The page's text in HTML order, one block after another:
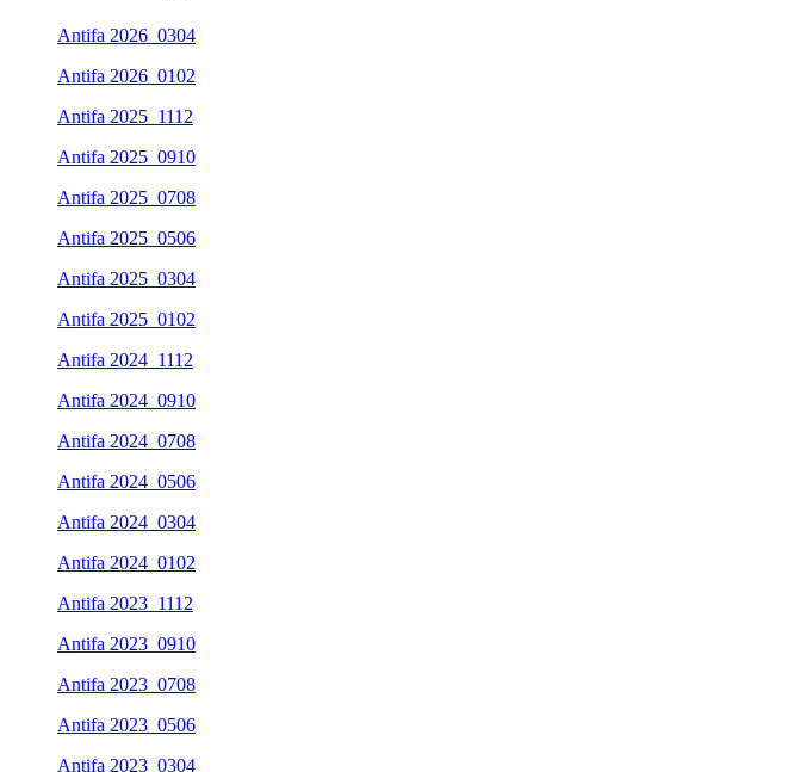
Antifa 2026_0304
Antifa 2026_0102
Antifa 2025_1112
Antifa 2025_0910
Antifa 2025_0708
Antifa 2025_0506
Antifa 2025_0304
Antifa 2025_0102
Antifa 2024_1112
Antifa 2024_0910
Antifa 2024_0708
Antifa 2024_0506
Antifa 2024_0304
Antifa 2024_0102
Antifa 2023_1112
Antifa 2023_0910
Antifa 2023_0708
Antifa 2023_0506
Antifa 2023_0304